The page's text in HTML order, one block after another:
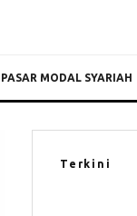
PASAR MODAL SYARIAH
Terkini